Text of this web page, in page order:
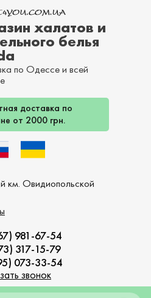
халатов и
белья
по Одессе и всей
доставка по
от 2000 грн.
км. Овидиопольской
981-67-54
317-15-79
073-33-54
звонок